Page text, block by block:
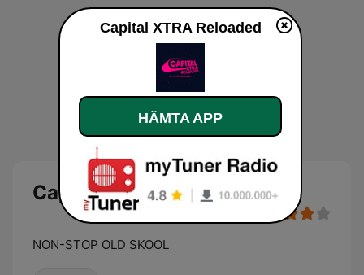
Capital XTRA Reloaded
NON-STOP OLD SKOOL
Capital XTRA Reloaded
HÄMTA APP